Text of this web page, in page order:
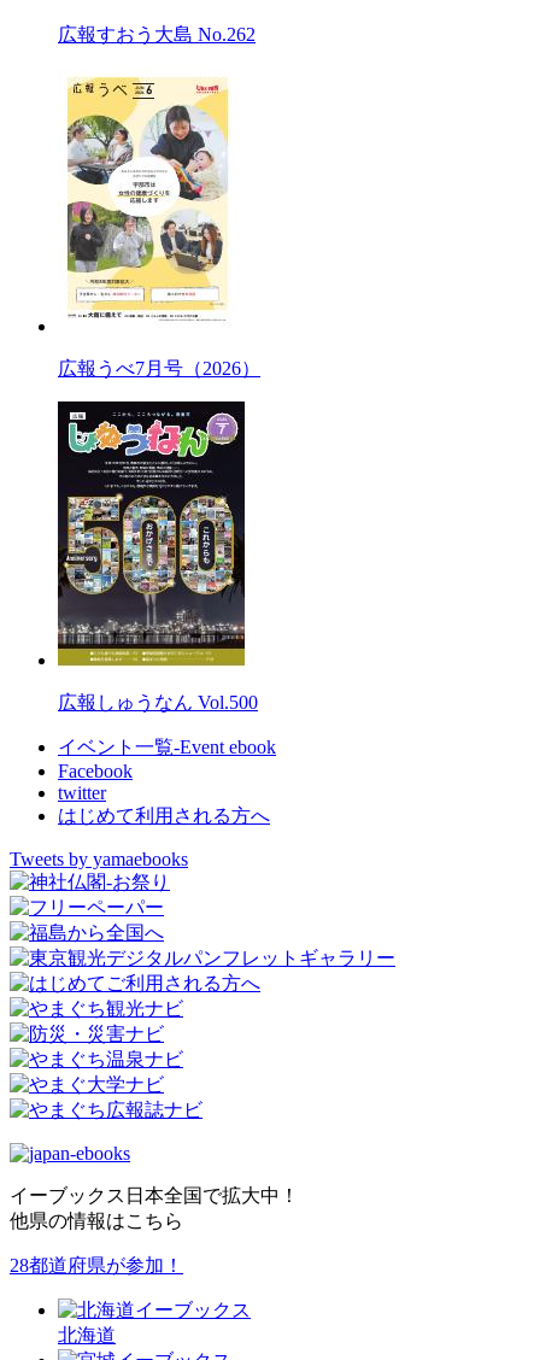
広報すおう大島 No.262
広報うべ7月号（2026）
広報しゅうなん Vol.500
イベント一覧-Event ebook
Facebook
twitter
はじめて利用される方へ
Tweets by yamaebooks
イーブックス日本全国で拡大中！
他県の情報はこちら
28都道府県が参加！
北海道